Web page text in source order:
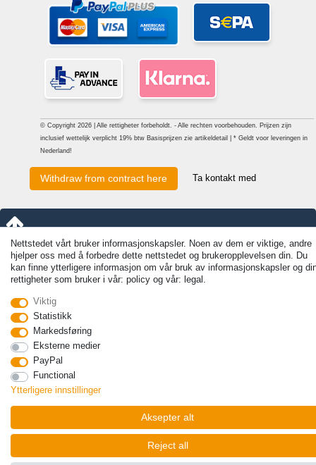
© Copyright 2026 | Alle rettigheter forbeholdt. - Alle rechten voorbehouden. Prijzen zijn
inclusief wettelijk verplicht 19% btw Basisprijzen zie artikeldetail | * Geldt voor leveringen in
Nederland!
Withdraw from contract here Ta kontakt med
Nettstedet vårt bruker informasjonskapsler. Noen av dem er viktige, andre
hjelper oss med å forbedre dette nettstedet og brukeropplevelsen din. Du
kan finne ytterligere informasjon om vår bruk av informasjonskapsler og
rettigheter som bruker i vår: policy og vår: legal.
Viktig
Statistikk
Markedsføring
Eksterne medier
PayPal
Functional
Ytterligere innstillinger
Aksepter alt
Reject all